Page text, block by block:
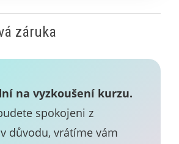
záruka
na vyzkoušení kurzu.
spokojeni z
důvodu, vrátíme vám